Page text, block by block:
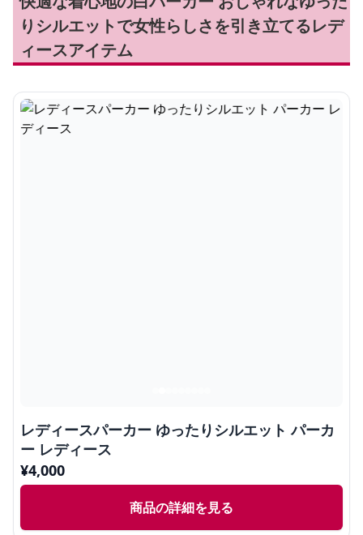
りシルエットで女性らしさを引き立てるレデ
ィースアイテム
レディースパーカー ゆったりシルエット パーカ
ー レディース
¥4,000
商品の詳細を見る